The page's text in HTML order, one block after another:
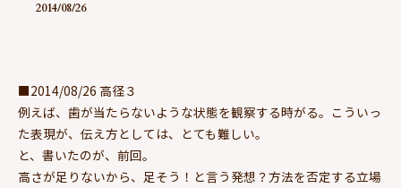
2014/08/26
■2014/08/26 高径３
例えば、歯が当たらないような状態を観察する時がる。こういっ
た表現が、伝え方としては、とても難しい。
と、書いたのが、前回。
高さが足りないから、足そう！と言う発想？方法を否定する立場